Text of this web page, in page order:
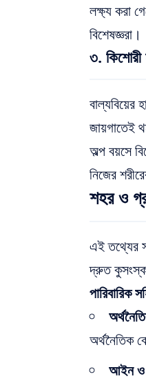
লক্ষ্য করা
বিশেষজ্ঞরা।
৩. কিশোরী
বাল্যবিয়ের
জায়গাতেই
অল্প বয়সে
নিজের
শহর ও
এই তথ্যের
দ্রুত
পারিবারিক
অর্থনৈতিক
আইন ও